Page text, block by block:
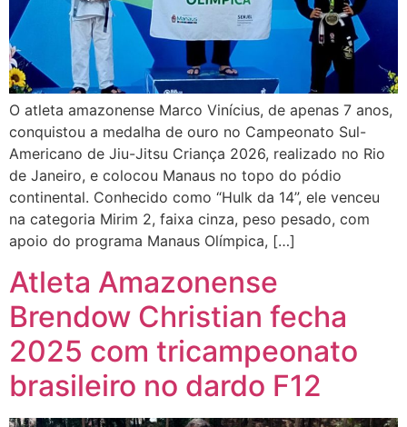
O atleta amazonense Marco Vinícius, de apenas 7 anos,
conquistou a medalha de ouro no Campeonato Sul-
Americano de Jiu-Jitsu Criança 2026, realizado no Rio
de Janeiro, e colocou Manaus no topo do pódio
continental. Conhecido como “Hulk da 14”, ele venceu
na categoria Mirim 2, faixa cinza, peso pesado, com
apoio do programa Manaus Olímpica, […]
Atleta Amazonense
Brendow Christian fecha
2025 com tricampeonato
brasileiro no dardo F12